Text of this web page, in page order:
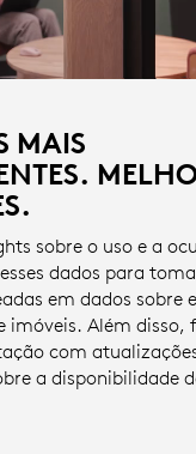
MAIS
sobre o uso e a
dados para
em dados sobre
imóveis. Além disso,
com
a disponibilidade